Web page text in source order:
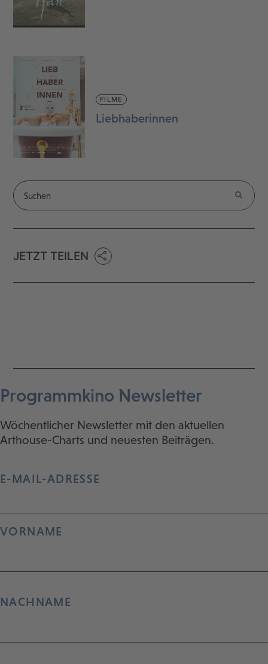
FILME
Liebhaberinnen
JETZT TEILEN
Programmkino Newsletter
Wöchentlicher Newsletter mit den aktuellen
Arthouse-Charts und neuesten Beiträgen.
E-MAIL-ADRESSE
VORNAME
NACHNAME